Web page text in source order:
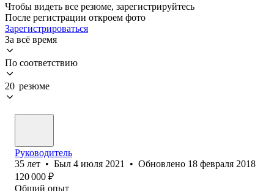
Чтобы видеть все резюме, зарегистрируйтесь
После регистрации откроем фото
Зарегистрироваться
За всё время
По соответствию
20 резюме
Руководитель
35 лет • Был 4 июля 2021 • Обновлено 18 февраля 2018
120 000 ₽
Общий опыт